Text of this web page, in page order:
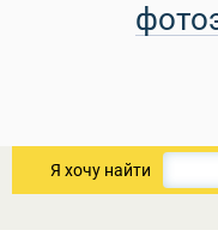
Я хочу найти